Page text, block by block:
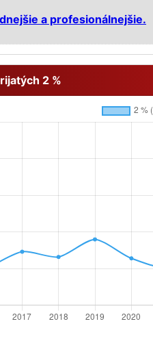
a profesionálnejšie.
2 %